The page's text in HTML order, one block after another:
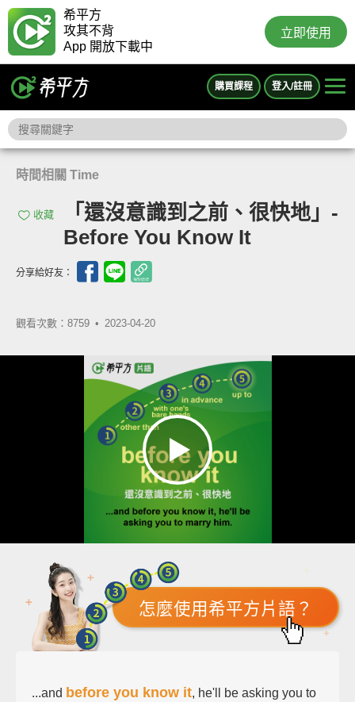
希平方
攻其不背
App 開放下載中
立即使用
購買課程 登入/註冊
時間相關 Time
收藏
「還沒意識到之前、很快地」-
Before You Know It
分享給好友：
觀看次數：8759 • 2023-04-20
怎麼使用希平方片語？
...and before you know it, he'll be asking you to